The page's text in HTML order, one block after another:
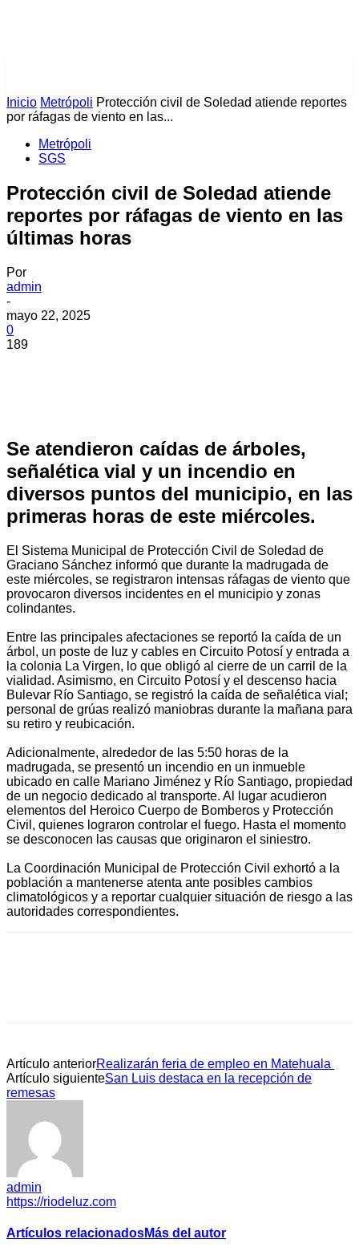
Inicio Metrópoli Protección civil de Soledad atiende reportes
por ráfagas de viento en las...
Metrópoli
SGS
Protección civil de Soledad atiende
reportes por ráfagas de viento en las
últimas horas
Por
admin
-
mayo 22, 2025
0
189
Se atendieron caídas de árboles,
señalética vial y un incendio en
diversos puntos del municipio, en las
primeras horas de este miércoles.
El Sistema Municipal de Protección Civil de Soledad de
Graciano Sánchez informó que durante la madrugada de
este miércoles, se registraron intensas ráfagas de viento que
provocaron diversos incidentes en el municipio y zonas
colindantes.
Entre las principales afectaciones se reportó la caída de un
árbol, un poste de luz y cables en Circuito Potosí y entrada a
la colonia La Virgen, lo que obligó al cierre de un carril de la
vialidad. Asimismo, en Circuito Potosí y el descenso hacia
Bulevar Río Santiago, se registró la caída de señalética vial;
personal de grúas realizó maniobras durante la mañana para
su retiro y reubicación.
Adicionalmente, alrededor de las 5:50 horas de la
madrugada, se presentó un incendio en un inmueble
ubicado en calle Mariano Jiménez y Río Santiago, propiedad
de un negocio dedicado al transporte. Al lugar acudieron
elementos del Heroico Cuerpo de Bomberos y Protección
Civil, quienes lograron controlar el fuego. Hasta el momento
se desconocen las causas que originaron el siniestro.
La Coordinación Municipal de Protección Civil exhortó a la
población a mantenerse atenta ante posibles cambios
climatológicos y a reportar cualquier situación de riesgo a las
autoridades correspondientes.
Artículo anteriorRealizarán feria de empleo en Matehuala
Artículo siguienteSan Luis destaca en la recepción de
remesas
admin
https://riodeluz.com
Artículos relacionadosMás del autor